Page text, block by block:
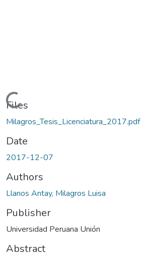
Loading...
Files
Milagros_Tesis_Licenciatura_2017.pdf
Date
2017-12-07
Authors
Llanos Antay, Milagros Luisa
Publisher
Universidad Peruana Unión
Abstract